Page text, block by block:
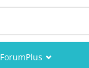
ForumPlus